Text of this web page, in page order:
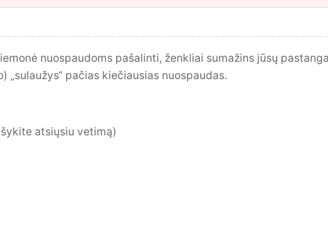
nuospaudoms pašalinti, ženkliai sumažins jūsų
pačias kiečiausias nuospaudas.
atsiųsiu vetimą)